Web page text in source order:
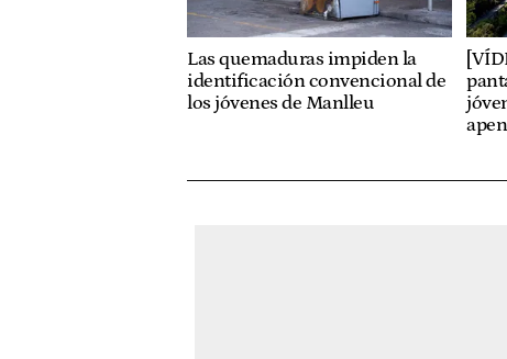
Las quemaduras impiden la
identificación convencional de
los jóvenes de Manlleu